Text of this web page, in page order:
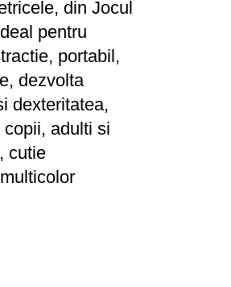
din Jocul
pentru
portabil,
dezvolta
dexteritatea,
adulti si
cutie